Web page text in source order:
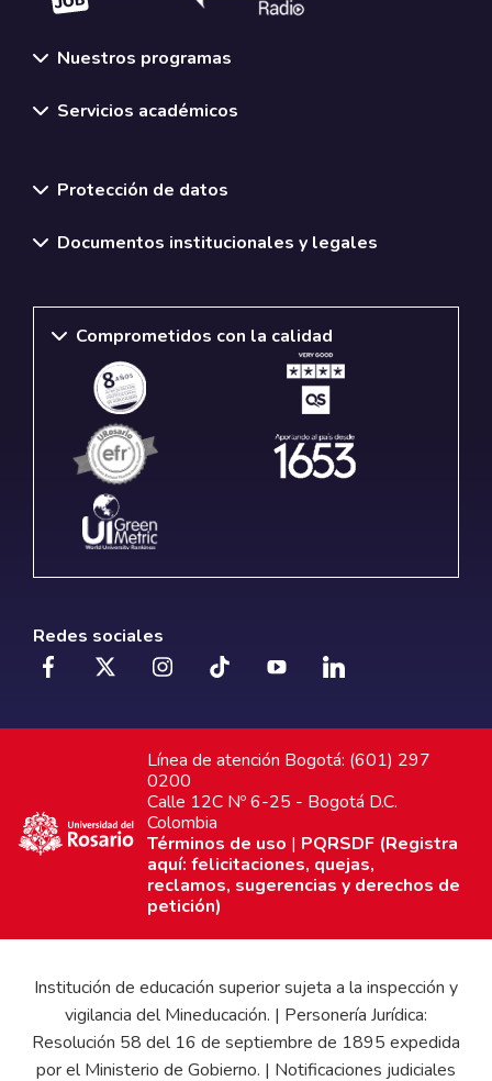
Nuestros programas
Servicios académicos
Protección de datos
Documentos institucionales y legales
Comprometidos con la calidad
Redes sociales
Línea de atención Bogotá: (601) 297
0200
Calle 12C Nº 6-25 - Bogotá D.C.
Colombia
Términos de uso | PQRSDF (Registra
aquí: felicitaciones, quejas,
reclamos, sugerencias y derechos de
petición)
Institución de educación superior sujeta a la inspección y
vigilancia del Mineducación. | Personería Jurídica:
Resolución 58 del 16 de septiembre de 1895 expedida
por el Ministerio de Gobierno. | Notificaciones judiciales